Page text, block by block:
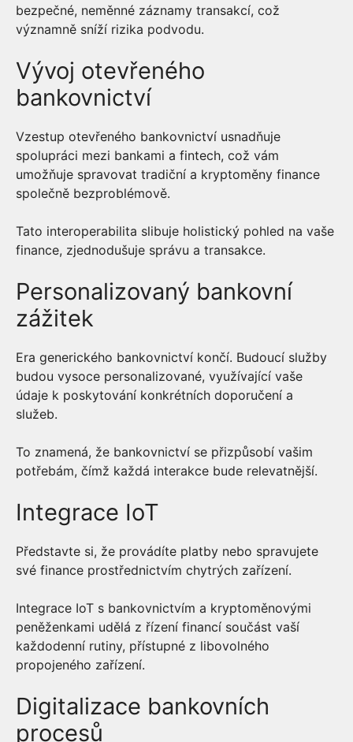
bezpečné, neměnné záznamy transakcí, což
významně sníží rizika podvodu.
Vývoj otevřeného
bankovnictví
Vzestup otevřeného bankovnictví usnadňuje
spolupráci mezi bankami a fintech, což vám
umožňuje spravovat tradiční a kryptoměny finance
společně bezproblémově.
Tato interoperabilita slibuje holistický pohled na vaše
finance, zjednodušuje správu a transakce.
Personalizovaný bankovní
zážitek
Era generického bankovnictví končí. Budoucí služby
budou vysoce personalizované, využívající vaše
údaje k poskytování konkrétních doporučení a
služeb.
To znamená, že bankovnictví se přizpůsobí vašim
potřebám, čímž každá interakce bude relevatnější.
Integrace IoT
Představte si, že provádíte platby nebo spravujete
své finance prostřednictvím chytrých zařízení.
Integrace IoT s bankovnictvím a kryptoměnovými
peněženkami udělá z řízení financí součást vaší
každodenní rutiny, přístupné z libovolného
propojeného zařízení.
Digitalizace bankovních
procesů